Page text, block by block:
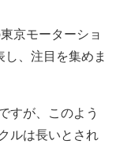
京モーターショ
、注目を集めま
すが、このよう
ルは長いとされ